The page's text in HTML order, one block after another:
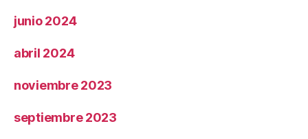
junio 2024
abril 2024
noviembre 2023
septiembre 2023